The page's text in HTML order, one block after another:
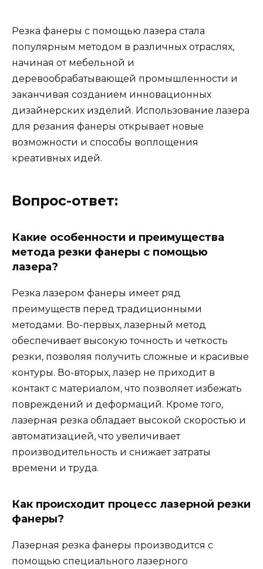
Резка фанеры с помощью лазера стала
популярным методом в различных отраслях,
начиная от мебельной и
деревообрабатывающей промышленности и
заканчивая созданием инновационных
дизайнерских изделий. Использование лазера
для резания фанеры открывает новые
возможности и способы воплощения
креативных идей.
Вопрос-ответ:
Какие особенности и преимущества
метода резки фанеры с помощью
лазера?
Резка лазером фанеры имеет ряд
преимуществ перед традиционными
методами. Во-первых, лазерный метод
обеспечивает высокую точность и четкость
резки, позволяя получить сложные и красивые
контуры. Во-вторых, лазер не приходит в
контакт с материалом, что позволяет избежать
повреждений и деформаций. Кроме того,
лазерная резка обладает высокой скоростью и
автоматизацией, что увеличивает
производительность и снижает затраты
времени и труда.
Как происходит процесс лазерной резки
фанеры?
Лазерная резка фанеры производится с
помощью специального лазерного